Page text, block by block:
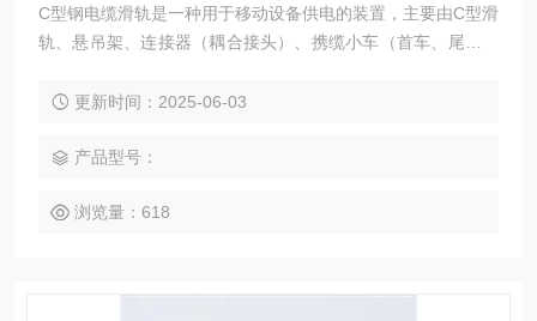
C型钢电缆滑轨‌是一种用于移动设备供电的装置，主要由C型滑
轨、悬吊架、连接器（耦合接头）、携缆小车（首车、尾车、
全可靠，适用于多种环境，包括室内、室外、多尘、多灰、温
更新时间：2025-06-03
产品型号：
浏览量：618